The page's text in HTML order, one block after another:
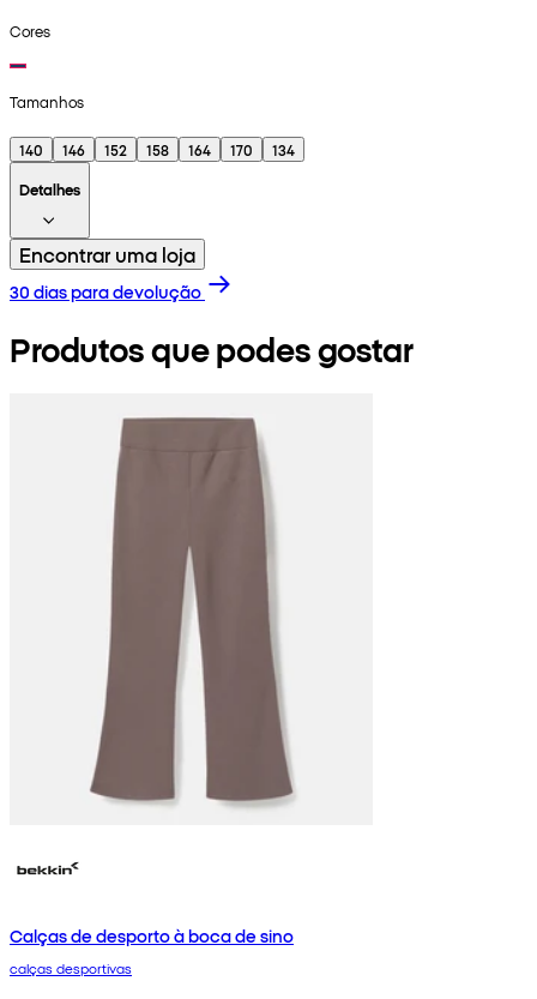
Cores
Tamanhos
140 146 152 158 164 170
134
Detalhes
Encontrar uma loja
30 dias para devolução
Produtos que podes gostar
Calças de desporto à boca de sino
calças desportivas